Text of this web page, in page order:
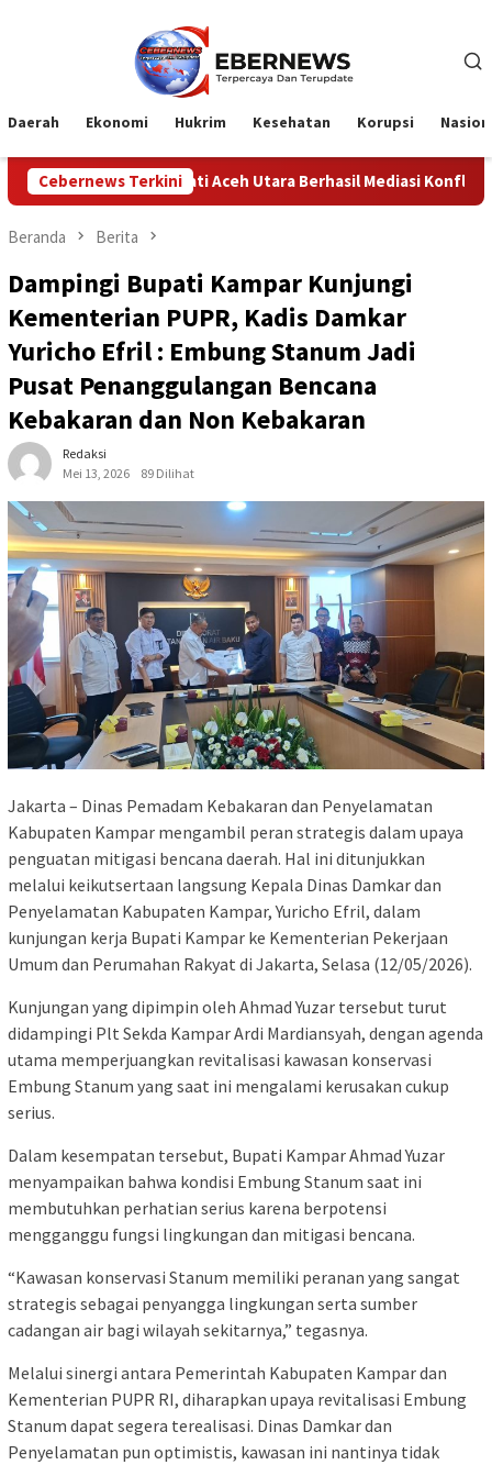
Daerah Ekonomi Hukrim Kesehatan Korupsi
Cebernews Terkini
Bupati Aceh Utara Berhasil Mediasi Konflik PTPN Dengan
Beranda Berita
Dampingi Bupati Kampar Kunjungi
Kementerian PUPR, Kadis Damkar
Yuricho Efril : Embung Stanum Jadi
Pusat Penanggulangan Bencana
Kebakaran dan Non Kebakaran
Redaksi
Mei 13, 2026
89 Dilihat
Jakarta – Dinas Pemadam Kebakaran dan Penyelamatan
Kabupaten Kampar mengambil peran strategis dalam upaya
penguatan mitigasi bencana daerah. Hal ini ditunjukkan
melalui keikutsertaan langsung Kepala Dinas Damkar dan
Penyelamatan Kabupaten Kampar, Yuricho Efril, dalam
kunjungan kerja Bupati Kampar ke Kementerian Pekerjaan
Umum dan Perumahan Rakyat di Jakarta, Selasa (12/05/2026).
Kunjungan yang dipimpin oleh Ahmad Yuzar tersebut turut
didampingi Plt Sekda Kampar Ardi Mardiansyah, dengan agenda
utama memperjuangkan revitalisasi kawasan konservasi
Embung Stanum yang saat ini mengalami kerusakan cukup
serius.
Dalam kesempatan tersebut, Bupati Kampar Ahmad Yuzar
menyampaikan bahwa kondisi Embung Stanum saat ini
membutuhkan perhatian serius karena berpotensi
mengganggu fungsi lingkungan dan mitigasi bencana.
“Kawasan konservasi Stanum memiliki peranan yang sangat
strategis sebagai penyangga lingkungan serta sumber
cadangan air bagi wilayah sekitarnya,” tegasnya.
Melalui sinergi antara Pemerintah Kabupaten Kampar dan
Kementerian PUPR RI, diharapkan upaya revitalisasi Embung
Stanum dapat segera terealisasi. Dinas Damkar dan
Penyelamatan pun optimistis, kawasan ini nantinya tidak